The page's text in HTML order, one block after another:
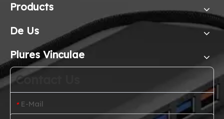
Products
De Us
Plures Vinculae
Contact Us
* E-Mail